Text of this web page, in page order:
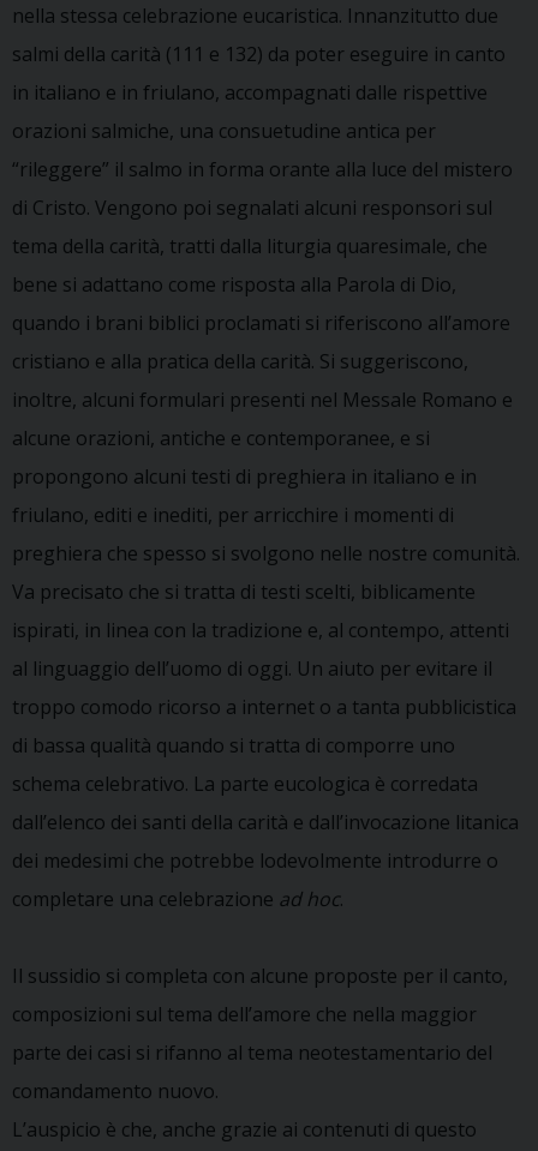
nella stessa celebrazione eucaristica. Innanzitutto due
salmi della carità (111 e 132) da poter eseguire in canto
in italiano e in friulano, accompagnati dalle rispettive
orazioni salmiche, una consuetudine antica per
“rileggere” il salmo in forma orante alla luce del mistero
di Cristo. Vengono poi segnalati alcuni responsori sul
tema della carità, tratti dalla liturgia quaresimale, che
bene si adattano come risposta alla Parola di Dio,
quando i brani biblici proclamati si riferiscono all’amore
cristiano e alla pratica della carità. Si suggeriscono,
inoltre, alcuni formulari presenti nel Messale Romano e
alcune orazioni, antiche e contemporanee, e si
propongono alcuni testi di preghiera in italiano e in
friulano, editi e inediti, per arricchire i momenti di
preghiera che spesso si svolgono nelle nostre comunità.
Va precisato che si tratta di testi scelti, biblicamente
ispirati, in linea con la tradizione e, al contempo, attenti
al linguaggio dell’uomo di oggi. Un aiuto per evitare il
troppo comodo ricorso a internet o a tanta pubblicistica
di bassa qualità quando si tratta di comporre uno
schema celebrativo. La parte eucologica è corredata
dall’elenco dei santi della carità e dall’invocazione litanica
dei medesimi che potrebbe lodevolmente introdurre o
completare una celebrazione ad hoc.
Il sussidio si completa con alcune proposte per il canto,
composizioni sul tema dell’amore che nella maggior
parte dei casi si rifanno al tema neotestamentario del
comandamento nuovo.
L’auspicio è che, anche grazie ai contenuti di questo